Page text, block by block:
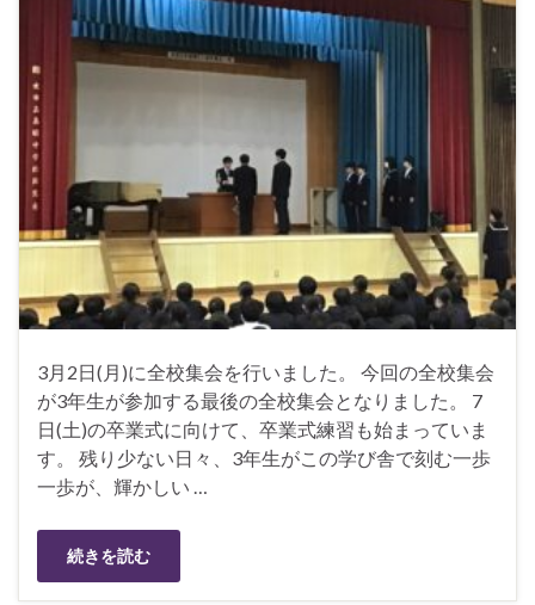
3月2日(月)に全校集会を行いました。 今回の全校集会
が3年生が参加する最後の全校集会となりました。 7
日(土)の卒業式に向けて、卒業式練習も始まっていま
す。 残り少ない日々、3年生がこの学び舎で刻む一歩
一歩が、輝かしい …
続きを読む